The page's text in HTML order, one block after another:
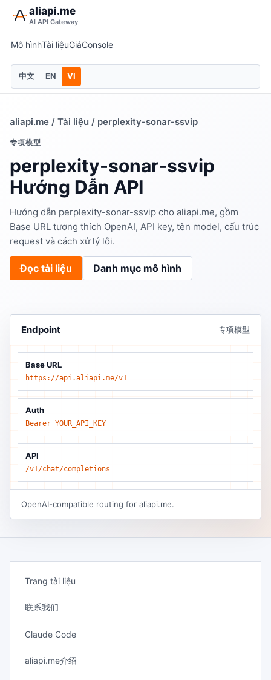
aliapi.me
AI API Gateway
Mô hìnhTài liệuGiáConsole
中文 EN VI
aliapi.me / Tài liệu / perplexity-sonar-ssvip
专项模型
perplexity-sonar-ssvip
Hướng Dẫn API
Hướng dẫn perplexity-sonar-ssvip cho aliapi.me, gồm
Base URL tương thích OpenAI, API key, tên model, cấu trúc
request và cách xử lý lỗi.
Đọc tài liệu Danh mục mô hình
Endpoint 专项模型
Base URL
https://api.aliapi.me/v1
Auth
Bearer YOUR_API_KEY
API
/v1/chat/completions
OpenAI-compatible routing for aliapi.me.
Trang tài liệu
联系我们
Claude Code
aliapi.me介绍